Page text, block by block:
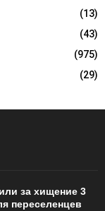
(13)
(43)
(975)
(29)
за хищение 3
переселенцев